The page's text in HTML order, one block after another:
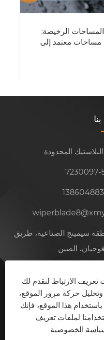
المحدودة
102، رقم 77، منطقة سيمينج الصناعية، طريق
الصين
الطبع والنشر © 2024 شركة يوجين شيامن لصناعة
الحقوق محفوظة.
XML سياسة الخصوصية
الارتباط لنقدم لك
حركة مرور الموقع،
هذا الموقع، فإنك
لملفات تعريف
الخصوصية